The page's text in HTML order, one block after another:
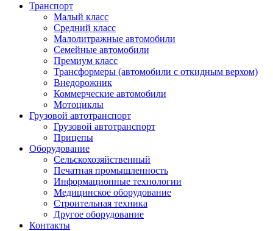
Транспорт
Малый класс
Средний класс
Малолитражные автомобили
Семейные автомобили
Премиум класс
Трансформеры (автомобили с откидным верхом)
Внедорожник
Коммерческие автомобили
Мотоциклы
Грузовой автотранспорт
Грузовой автотранспорт
Прицепы
Оборудование
Сельскохозяйственный
Печатная промышленность
Информационные технологии
Медицинское оборудование
Строительная техника
Другое оборудование
Контакты